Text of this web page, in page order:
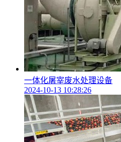
一体化屠宰废水处理设备
2024-10-13 10:28:26